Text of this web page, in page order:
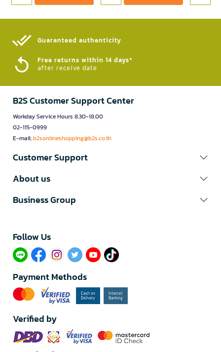
Guaranteed authenticity​
Free returns within 14 days*
after receive date
B2S Customer Support Center
Workday Service Hours 8.30-18.00
02-115-0999
E-mail:b2sonlineshopping@b2s.co.th
Customer Support
About us
Business Group
Follow Us​
Payment Methods
Verified by